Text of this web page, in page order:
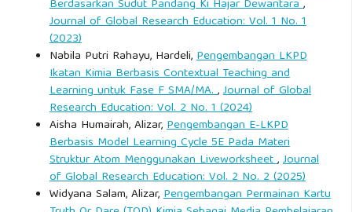
UNESCO. (2024). Motivation and learning in vocational
education. Paris: UNESCO Publishing.
Wulandari, R. (2021). Pengaruh kelelahan belajar terhadap
partisipasi siswa. Jurnal Psikologi Pendidikan, 9(1), 44–52.
World Tourism Organization. (2020). Global report on food
tourism. Madrid: UNWTO.
Berdasarkan Sudut Pandang Ki Hajar Dewantara,
Journal of Global Research Education: Vol. 1 No. 1
(2023)
Nabila Putri Rahayu, Hardeli,Pengembangan LKPD
Ikatan Kimia Berbasis Contextual Teaching and
Learning untuk Fase F SMA/MA.,Journal of Global
Research Education: Vol. 2 No. 1 (2024)
Aisha Humairah, Alizar,Pengembangan E-LKPD
Berbasis Model Learning Cycle 5E Pada Materi
Struktur Atom Menggunakan Liveworksheet,Journal
of Global Research Education: Vol. 2 No. 2 (2025)
Widyana Salam, Alizar,Pengembangan Permainan Kartu